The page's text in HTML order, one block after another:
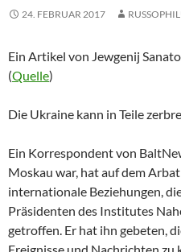
24. FEBRUAR 2017
Ein Artikel von Jewgenij
(Quelle)
Die Ukraine kann in Teile
Ein Korrespondent von
Moskau war, hat auf dem
internationale Beziehungen,
Präsidenten des Institutes
getroffen. Er hat ihn gebeten,